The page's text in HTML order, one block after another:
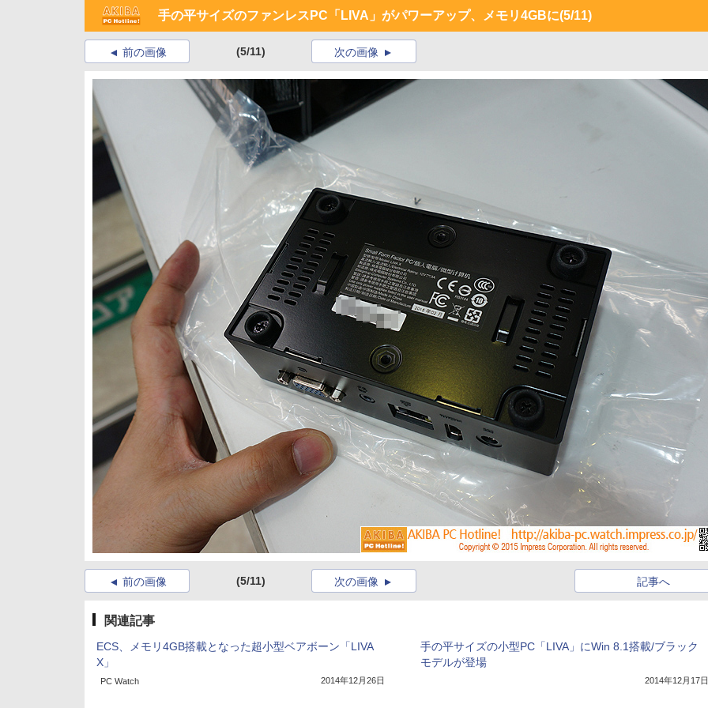
手の平サイズのファンレスPC「LIVA」がパワーアップ、メモリ4GBに(5/11)
前の画像 (5/11) 次の画像
前の画像 (5/11) 記事へ
次の画像
関連記事
ECS、メモリ4GB搭載となった超小型ベアボーン「LIVA
X」
PC Watch 2014年12月26日
手の平サイズの小型PC「LIVA」にWin 8.1搭載/ブラック
モデルが登場
2014年12月17日